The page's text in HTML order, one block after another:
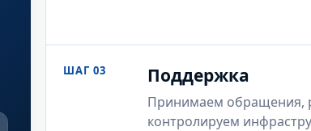
ШАГ 03 Поддержка
Принимаем обращения,
контролируем